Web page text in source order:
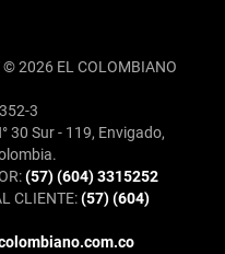
© 2026 EL COLOMBIANO
3
30 Sur - 119, Envigado,
(57) (604) 3315252
CLIENTE:(57) (604)